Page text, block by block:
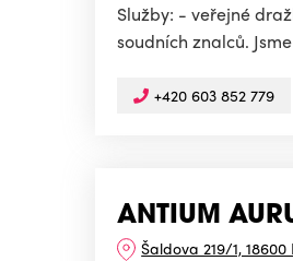
Služby: - veřejné
soudních znalců.
+420 603 852 779
ANTIUM
Šaldova 219/1,